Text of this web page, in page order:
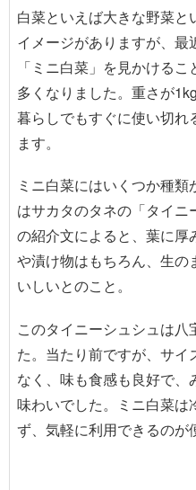
白菜といえば大きな野菜と
イメージがありますが、最
「ミニ白菜」を見かけるこ
多くなりました。重さが
暮らしでもすぐに使い切れ
ます。
ミニ白菜にはいくつか種
はサカタのタネの「タイ
の紹介文によると、葉に
や漬け物はもちろん、生の
いしいとのこと。
このタイニーシュシュは
た。当たり前ですが、サ
なく、味も食感も良好で、
味わいでした。ミニ白菜は
ず、気軽に利用できるのが